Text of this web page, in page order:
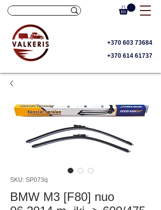
+370 603 73684
+370 614 61737
SKU: SP073q
BMW M3 [F80] nuo